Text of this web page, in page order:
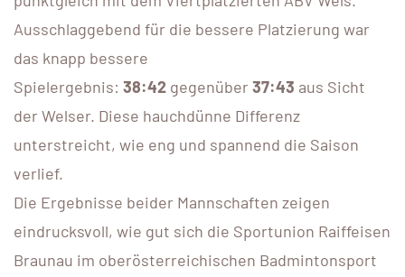
Ausschlaggebend für die bessere Platzierung war
das knapp bessere
Spielergebnis: 38:42 gegenüber 37:43 aus Sicht
der Welser. Diese hauchdünne Differenz
unterstreicht, wie eng und spannend die Saison
verlief.
Die Ergebnisse beider Mannschaften zeigen
eindrucksvoll, wie gut sich die Sportunion Raiffeisen
Braunau im oberösterreichischen Badmintonsport